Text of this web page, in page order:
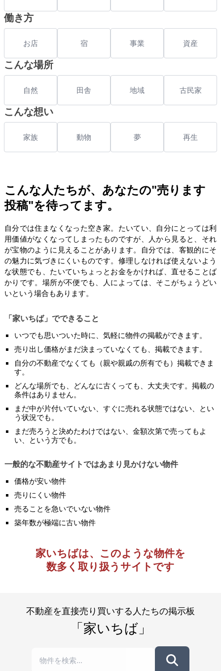
働き方
お店 宿 事業 資産
こんな場所
自然 田舎 地域 古民家
こんな想い
家族 動物 夢 再生
こんな人たちが、あなたの"売ります
投稿"を待ってます。
自分では住まなくなった空き家。たいてい、自分にとっては利
用価値がなくなってしまったものですが、人から見ると、それ
が宝物のように見えることがあります。自分では、客観的にそ
の魅力に気づきにくいものです。修理しなければ使えないよう
な状態でも、たいていちょっとお金をかければ、直せることば
かりです。場所が不便でも、人によっては、そこがちょうどい
いという場合もあります。
「家いちば」でできること
いつでも思いついた時に、気軽に物件の掲載ができます。
売り出し価格がまだ決まっていなくても、掲載できます。
自分の不動産でなくても（親や親戚の所有でも）掲載できま
す。
どんな場所でも、どんなに古くっても、大丈夫です。掲載の
条件はありません。
まだ中が片付いていない、すぐに売れる状態ではない、とい
う状況でも。
まだ売ろうと決めたわけではない、金額次第で売ってもよ
い、という方でも。
一般的な不動産サイトではあまり見かけない物件
価格が安い物件
売りにくい物件
売ることを急いでいない物件
築年数が極端に古い物件
家いちばは、このような物件を
数多く取り扱うサイトです
不動産を直接売り買いする人たちの掲示板
「家いちば」